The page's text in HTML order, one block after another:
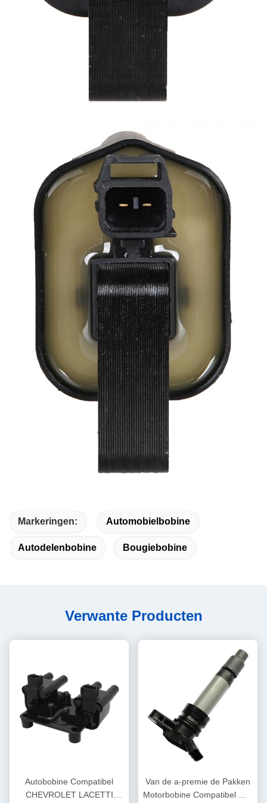
Markeringen: Automobielbobine
Autodelenbobine Bougiebobine
Verwante Producten
Autobobine Compatibel
CHEVROLET LACETTI
Van de a-premie de Pakken
Motorbobine Compatibel met